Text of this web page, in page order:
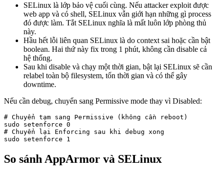
SELinux là lớp bảo vệ cuối cùng. Nếu attacker exploit được
web app và có shell, SELinux vẫn giới hạn những gì process
đó được làm. Tắt SELinux nghĩa là mất luôn lớp phòng thủ
này.
Hầu hết lỗi liên quan SELinux là do context sai hoặc cần bật
boolean. Hai thứ này fix trong 1 phút, không cần disable cả
hệ thống.
Sau khi disable và chạy một thời gian, bật lại SELinux sẽ cần
relabel toàn bộ filesystem, tốn thời gian và có thể gây
downtime.
Nếu cần debug, chuyển sang Permissive mode thay vì Disabled:
# Chuyển tạm sang Permissive (không cần reboot)
sudo setenforce 0
# Chuyển lại Enforcing sau khi debug xong
sudo setenforce 1
So sánh AppArmor và SELinux